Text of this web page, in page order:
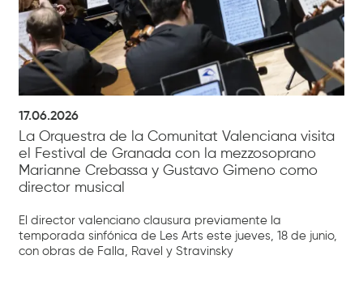
17.06.2026
La Orquestra de la Comunitat Valenciana visita
el Festival de Granada con la mezzosoprano
Marianne Crebassa y Gustavo Gimeno como
director musical
El director valenciano clausura previamente la
temporada sinfónica de Les Arts este jueves, 18 de junio,
con obras de Falla, Ravel y Stravinsky